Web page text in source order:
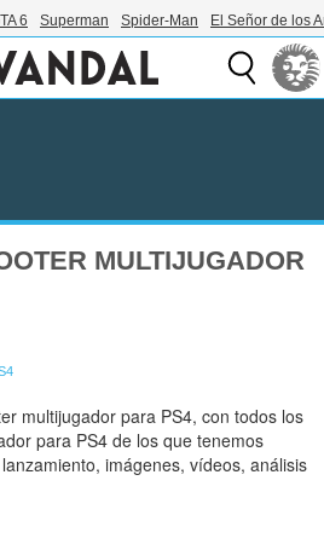
6 Superman Spider-Man El Señor de los
MULTIJUGADOR
multijugador para PS4, con todos los
para PS4 de los que tenemos
imágenes, vídeos, análisis